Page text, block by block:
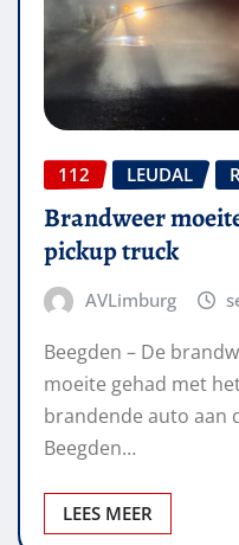
112 LEUDAL
Brandweer
pickup truck
AVLimburg
Beegden – De
moeite gehad met
brandende auto aan
Beegden…
LEES MEER